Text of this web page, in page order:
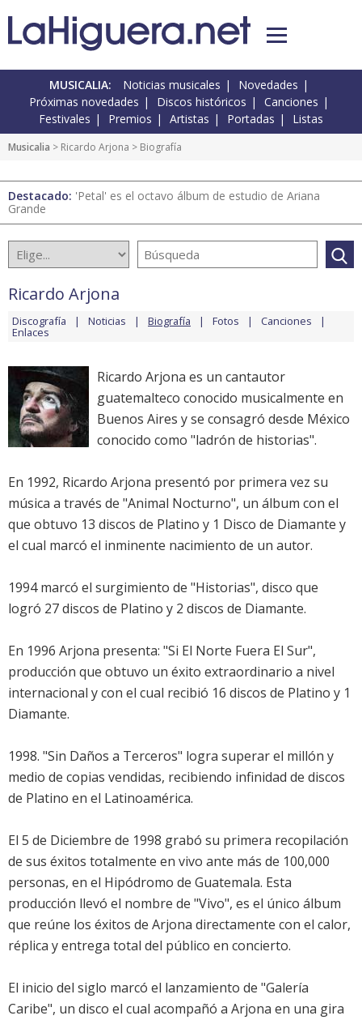
MUSICALIA: Noticias musicales
Novedades
Próximas novedades
Discos históricos
Canciones
Festivales
Premios Artistas Portadas Listas
Musicalia > Ricardo Arjona > Biografía
Destacado: 'Petal' es el octavo álbum de estudio de Ariana
Grande
Ricardo Arjona
Discografía Noticias Biografía Fotos Canciones
Enlaces
Ricardo Arjona es un cantautor
guatemalteco conocido musicalmente en
Buenos Aires y se consagró desde México
conocido como "ladrón de historias".
En 1992, Ricardo Arjona presentó por primera vez su
música a través de "Animal Nocturno", un álbum con el
que obtuvo 13 discos de Platino y 1 Disco de Diamante y
el cual marcó el inminente nacimiento de un autor.
1994 marcó el surgimiento de "Historias", disco que
logró 27 discos de Platino y 2 discos de Diamante.
En 1996 Arjona presenta: "Si El Norte Fuera El Sur",
producción que obtuvo un éxito extraordinario a nivel
internacional y con el cual recibió 16 discos de Platino y 1
Diamante.
1998. "Sin Daños a Terceros" logra superar el millón y
medio de copias vendidas, recibiendo infinidad de discos
de Platino en el Latinoamérica.
El 5 de Diciembre de 1998 grabó su primera recopilación
de sus éxitos totalmente en vivo ante más de 100,000
personas, en el Hipódromo de Guatemala. Esta
producción llevó el nombre de "Vivo", es el único álbum
que reúne los éxitos de Arjona directamente con el calor,
réplica y entrega total del público en concierto.
El inicio del siglo marcó el lanzamiento de "Galería
Caribe", un disco el cual acompañó a Arjona en una gira